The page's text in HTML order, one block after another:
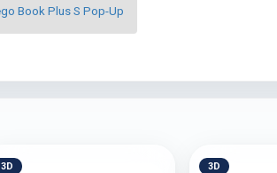
Book Plus S Pop-Up
3D 3D